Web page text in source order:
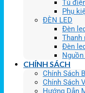
Tủ
Phụ
ĐÈN LED
Đèn
Thanh
Đèn
CHÍNH SÁCH
Chính Sách
Chính Sách
Hướng Dẫn